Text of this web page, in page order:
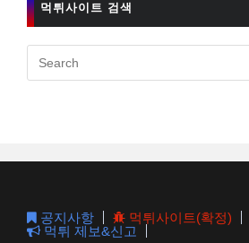
먹튀사이트 검색
공지사항 먹튀사이트(확정)
먹튀 제보&신고